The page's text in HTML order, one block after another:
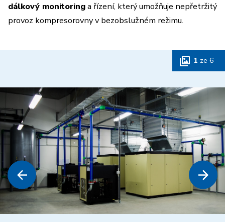
dálkový monitoringa řízení, který umožňuje nepřetržitý
provoz kompresorovny v bezobslužném režimu.
1 ze 6